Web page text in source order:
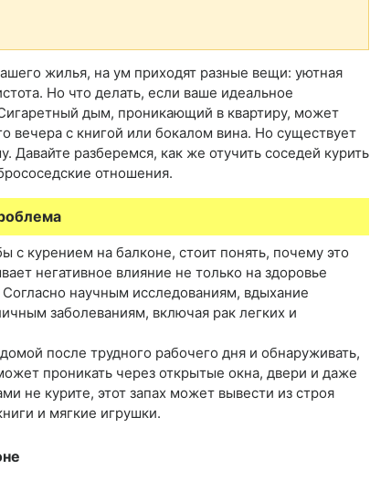
жилья, на ум приходят разные вещи: уютная
Но что делать, если ваше идеальное
дым, проникающий в квартиру, может
вечера с книгой или бокалом вина. Но существует
Давайте разберемся, как же отучить соседей курить
отношения.
курением на балконе, стоит понять, почему это
негативное влияние не только на здоровье
научным исследованиям, вдыхание
заболеваниям, включая рак легких и
после трудного рабочего дня и обнаруживать,
проникать через открытые окна, двери и даже
не курите, этот запах может вывести из строя
и мягкие игрушки.